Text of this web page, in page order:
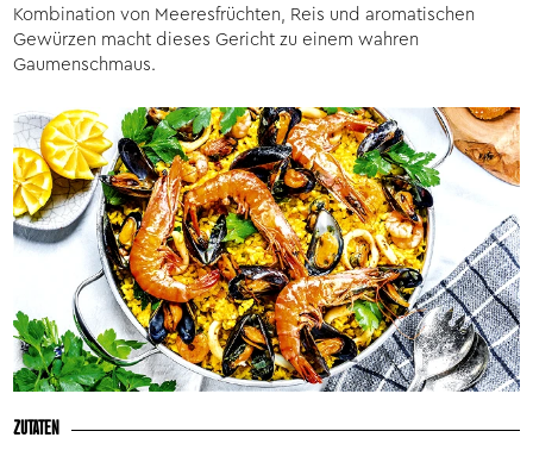
Kombination von Meeresfrüchten, Reis und aromatischen
Gewürzen macht dieses Gericht zu einem wahren
Gaumenschmaus.
ZUTATEN